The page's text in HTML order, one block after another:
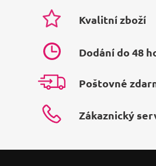
Kvalitní zboží
Dodání do 48
Poštovné
Zákaznický